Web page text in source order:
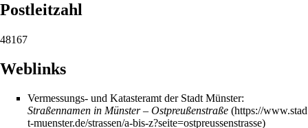
Postleitzahl
48167
Weblinks
Vermessungs- und Katasteramt der Stadt Münster:
Straßennamen in Münster – Ostpreußenstraße